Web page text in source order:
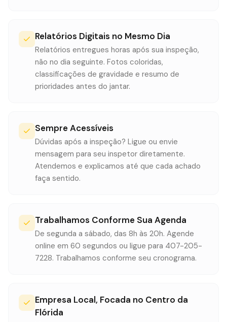
Relatórios Digitais no Mesmo Dia
Relatórios entregues horas após sua inspeção,
não no dia seguinte. Fotos coloridas,
classificações de gravidade e resumo de
prioridades antes do jantar.
Sempre Acessíveis
Dúvidas após a inspeção? Ligue ou envie
mensagem para seu inspetor diretamente.
Atendemos e explicamos até que cada achado
faça sentido.
Trabalhamos Conforme Sua Agenda
De segunda a sábado, das 8h às 20h. Agende
online em 60 segundos ou ligue para 407-205-
7228. Trabalhamos conforme seu cronograma.
Empresa Local, Focada no Centro da
Flórida